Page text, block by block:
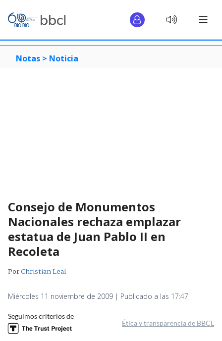
Notas > Noticia
Consejo de Monumentos
Nacionales rechaza emplazar
estatua de Juan Pablo II en
Recoleta
PorChristian Leal
Miércoles 11 noviembre de 2009 | Publicado a las 17:47
Seguimos criterios de
Ética y transparencia de BBCL